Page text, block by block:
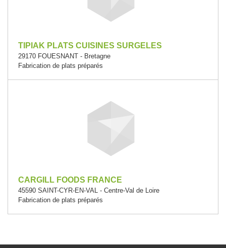
TIPIAK PLATS CUISINES SURGELES
29170 FOUESNANT - Bretagne
Fabrication de plats préparés
CARGILL FOODS FRANCE
45590 SAINT-CYR-EN-VAL - Centre-Val de Loire
Fabrication de plats préparés